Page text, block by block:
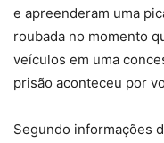
e apreenderam uma
roubada no momento
veículos em uma
prisão aconteceu por
Segundo informações